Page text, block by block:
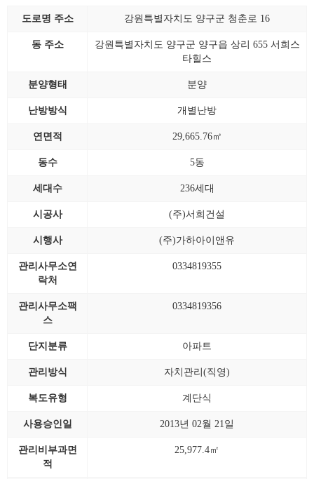
도로명 주소 강원특별자치도 양구군 청춘로 16
동 주소
강원특별자치도 양구군 양구읍 상리 655 서희스
타힐스
분양형태 분양
난방방식 개별난방
연면적 29,665.76㎡
동수 5동
세대수 236세대
시공사 (주)서희건설
시행사 (주)가하아이앤유
관리사무소연
락처
0334819355
관리사무소팩
스
0334819356
단지분류 아파트
관리방식 자치관리(직영)
복도유형 계단식
사용승인일 2013년 02월 21일
관리비부과면
적
25,977.4㎡